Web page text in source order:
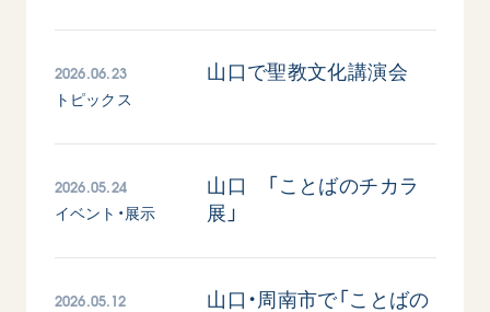
関連団体
道府県中心会館
SOKA PICKS
2026.06.23
トピックス
山口で聖教文化講演会
2026.05.24
イベント・展示
山口 「ことばのチカラ
展」
2026.05.12
山口・周南市で「ことばの